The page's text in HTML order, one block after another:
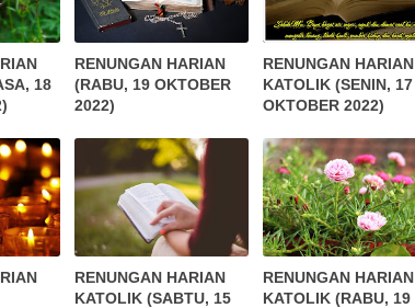
18
RENUNGAN HARIAN
(RABU, 19 OKTOBER
2022)
RENUNGAN HARIAN
KATOLIK (SENIN, 17
OKTOBER 2022)
RENUNGAN HARIAN
KATOLIK (SABTU, 15
RENUNGAN HARIAN
KATOLIK (RABU, 19